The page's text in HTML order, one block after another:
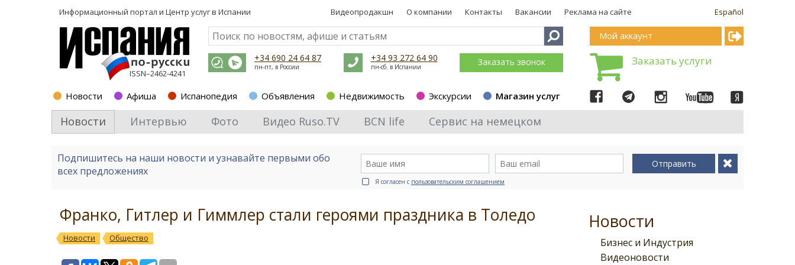
Информационный портал и Центр услуг в Испании Español
Видеопродакшн О компании Контакты Вакансии Реклама на сайте
ISSN–2462-4241
+34 690 24 64 87
пн-пт, в России
+34 93 272 64 90
пн-сб. в Испании Заказать звонок
Новости Афиша Испанопедия Объявления Недвижимость Экскурсии Магазин услуг
Мой аккаунт
Заказать услуги
Новости Интервью Фото Видео Ruso.TV BCN life Сервис на немецком
Подпишитесь на наши новости и узнавайте первыми обо
всех предложениях
Отправить
Я согласен с пользовательским соглашением
Новости
Бизнес и Индустрия
Видеоновости
Франко, Гитлер и Гиммлер стали героями праздника в Толедо
Новости Общество